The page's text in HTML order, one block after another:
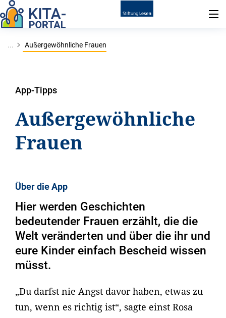
... Außergewöhnliche Frauen
App-Tipps
Außergewöhnliche
Frauen
Über die App
Hier werden Geschichten
bedeutender Frauen erzählt, die die
Welt veränderten und über die ihr und
eure Kinder einfach Bescheid wissen
müsst.
„Du darfst nie Angst davor haben, etwas zu
tun, wenn es richtig ist“, sagte einst Rosa